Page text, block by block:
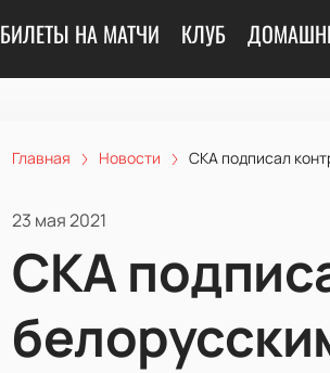
БИЛЕТЫ НА МАТЧИ КЛУБ
Главная Новости СКА подписал
23 мая 2021
СКА